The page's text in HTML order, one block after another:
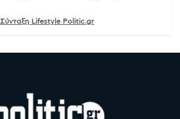
Σύνταξη Lifestyle Politic.gr